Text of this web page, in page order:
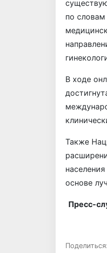
по
В ходе
Также
основе
Пресс-
Поделиться: